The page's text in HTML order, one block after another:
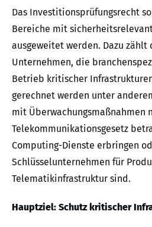
Das Investitionsprüfungsrecht
Bereiche mit
ausgeweitet werden. Dazu zählt
Unternehmen, die
Betrieb kritischer
gerechnet werden unter
mit Überwachungsmaßnahmen
Telekommunikationsgesetz
Computing-Dienste erbringen
Schlüsselunternehmen für
Telematikinfrastruktur sind.
Hauptziel: Schutz kritischer